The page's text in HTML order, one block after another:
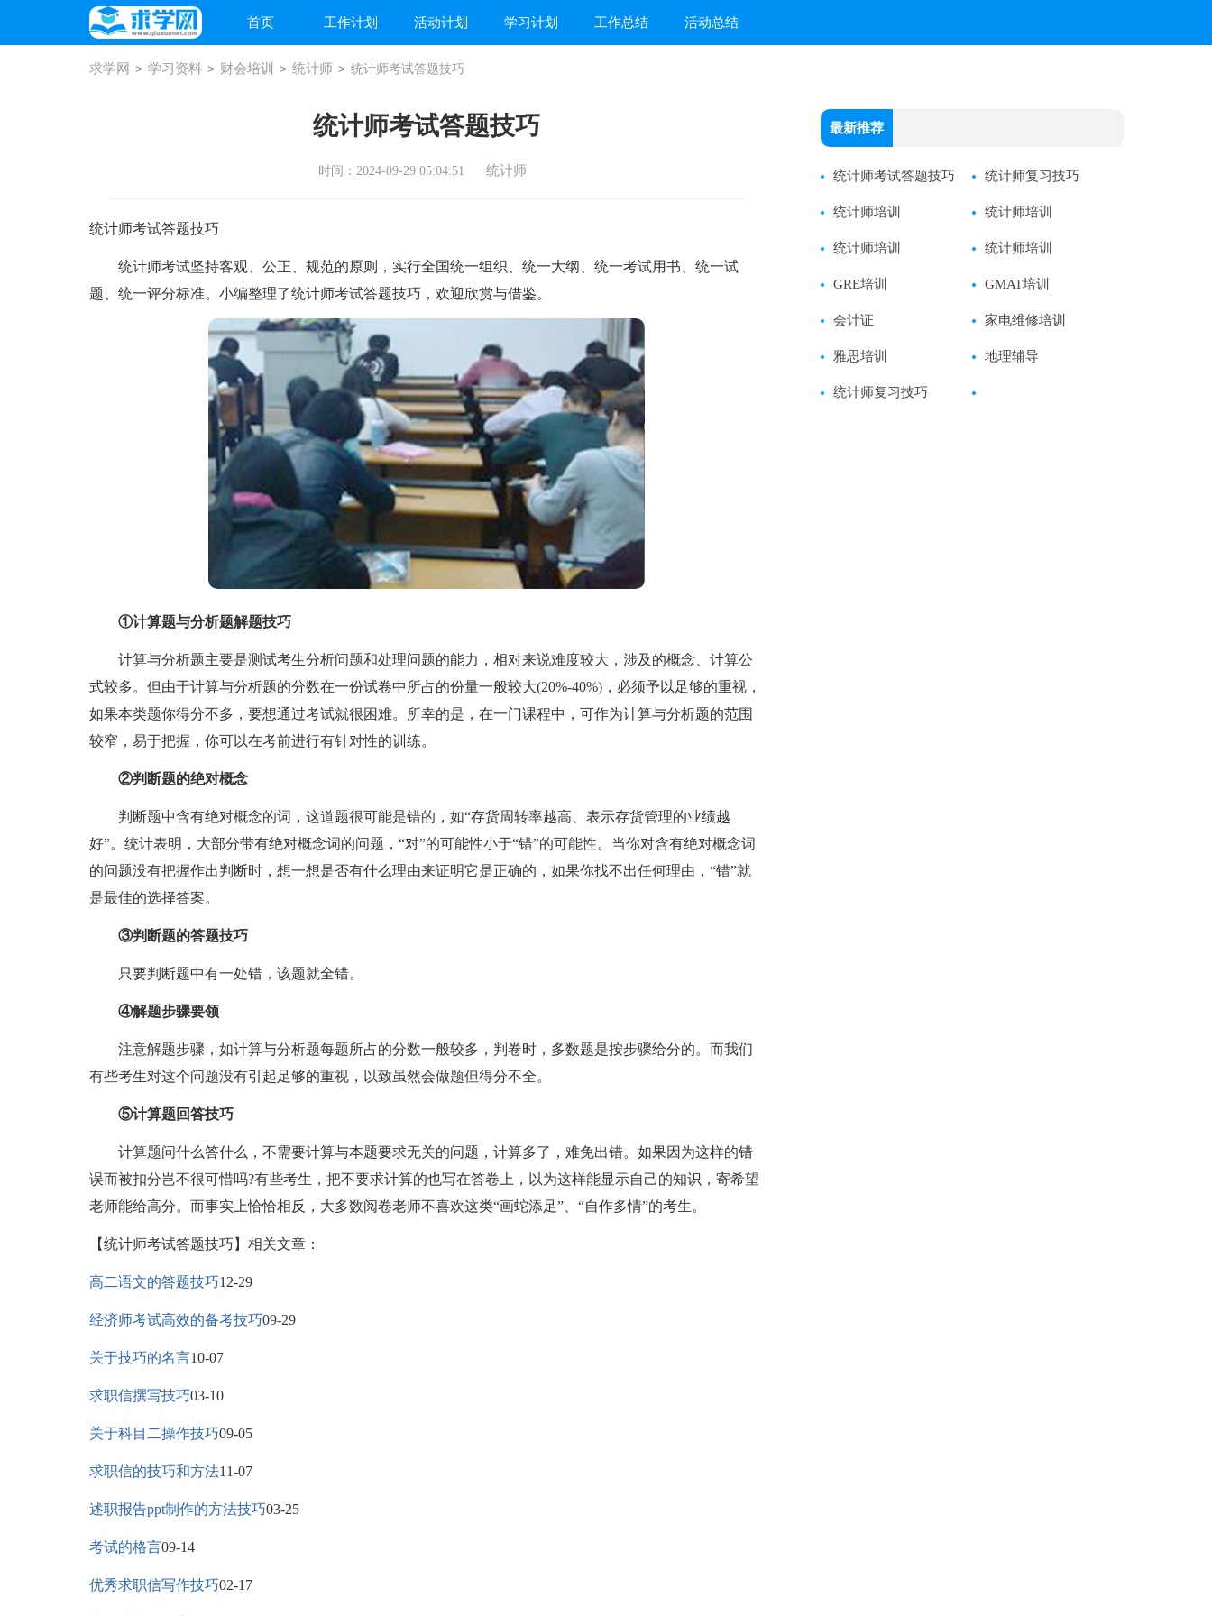
首页 工作计划 活动计划 学习计划 工作总结 活动总结
求学网 > 学习资料 > 财会培训 > 统计师 > 统计师考试答题技巧
统计师考试答题技巧
时间：2024-09-29 05:04:51 统计师
统计师考试答题技巧
统计师考试坚持客观、公正、规范的原则，实行全国统一组织、统一大纲、统一考试用书、统一试
题、统一评分标准。小编整理了统计师考试答题技巧，欢迎欣赏与借鉴。
①计算题与分析题解题技巧
计算与分析题主要是测试考生分析问题和处理问题的能力，相对来说难度较大，涉及的概念、计算公
式较多。但由于计算与分析题的分数在一份试卷中所占的份量一般较大(20%-40%)，必须予以足够的重视，
如果本类题你得分不多，要想通过考试就很困难。所幸的是，在一门课程中，可作为计算与分析题的范围
较窄，易于把握，你可以在考前进行有针对性的训练。
②判断题的绝对概念
判断题中含有绝对概念的词，这道题很可能是错的，如“存货周转率越高、表示存货管理的业绩越
好”。统计表明，大部分带有绝对概念词的问题，“对”的可能性小于“错”的可能性。当你对含有绝对概念词
的问题没有把握作出判断时，想一想是否有什么理由来证明它是正确的，如果你找不出任何理由，“错”就
是最佳的选择答案。
③判断题的答题技巧
只要判断题中有一处错，该题就全错。
④解题步骤要领
注意解题步骤，如计算与分析题每题所占的分数一般较多，判卷时，多数题是按步骤给分的。而我们
有些考生对这个问题没有引起足够的重视，以致虽然会做题但得分不全。
⑤计算题回答技巧
计算题问什么答什么，不需要计算与本题要求无关的问题，计算多了，难免出错。如果因为这样的错
误而被扣分岂不很可惜吗?有些考生，把不要求计算的也写在答卷上，以为这样能显示自己的知识，寄希望
老师能给高分。而事实上恰恰相反，大多数阅卷老师不喜欢这类“画蛇添足”、“自作多情”的考生。
【统计师考试答题技巧】相关文章：
高二语文的答题技巧12-29
经济师考试高效的备考技巧09-29
关于技巧的名言10-07
求职信撰写技巧03-10
关于科目二操作技巧09-05
求职信的技巧和方法11-07
述职报告ppt制作的方法技巧03-25
考试的格言09-14
优秀求职信写作技巧02-17
最新推荐
统计师考试答题技巧 统计师复习技巧
统计师培训 统计师培训
统计师培训 统计师培训
GRE培训 GMAT培训
会计证 家电维修培训
雅思培训 地理辅导
统计师复习技巧